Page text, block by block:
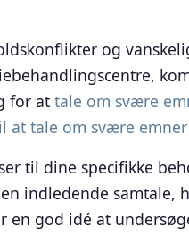
og
for at tale om svære
at tale om svære emner
til dine specifikke
indledende samtale,
en god idé at